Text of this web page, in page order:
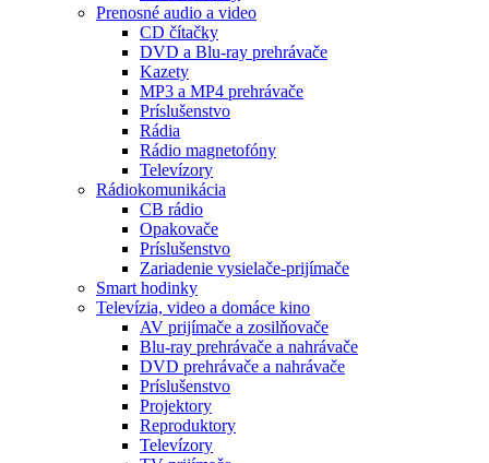
Prenosné audio a video
CD čítačky
DVD a Blu-ray prehrávače
Kazety
MP3 a MP4 prehrávače
Príslušenstvo
Rádia
Rádio magnetofóny
Televízory
Rádiokomunikácia
CB rádio
Opakovače
Príslušenstvo
Zariadenie vysielače-prijímače
Smart hodinky
Televízia, video a domáce kino
AV prijímače a zosilňovače
Blu-ray prehrávače a nahrávače
DVD prehrávače a nahrávače
Príslušenstvo
Projektory
Reproduktory
Televízory